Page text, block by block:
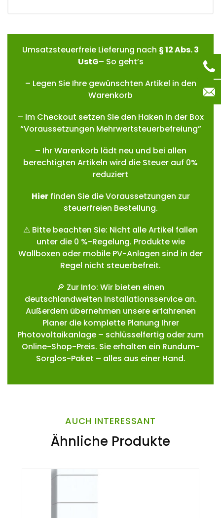
Umsatzsteuerfreie Lieferung nach § 12 Abs. 3
UstG– So geht’s
– Legen Sie Ihre gewünschten Artikel in den
Warenkorb
– Im Checkout setzen Sie den Haken in der Box
“Voraussetzungen Mehrwertsteuerbefreiung”
– Ihr Warenkorb lädt neu und bei allen
berechtigten Artikeln wird die Steuer auf 0%
reduziert
Hierfinden Sie die Voraussetzungen zur
steuerfreien Bestellung.
⚠ Bitte beachten Sie: Nicht alle Artikel fallen
unter die 0 %-Regelung. Produkte wie
Wallboxen oder mobile PV-Anlagen sind in der
Regel nicht steuerbefreit.
🔎 Zur Info: Wir bieten einen
deutschlandweiten Installationsservice an.
Außerdem übernehmen unsere erfahrenen
Planer die komplette Planung Ihrer
Photovoltaikanlage – schlüsselfertig oder zum
Online-Shop-Preis. Sie erhalten ein Rundum-
Sorglos-Paket – alles aus einer Hand.
AUCH INTERESSANT
Ähnliche Produkte